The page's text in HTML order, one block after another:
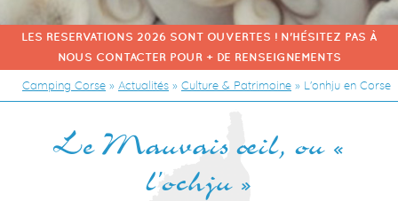
LES RESERVATIONS 2026 SONT OUVERTES ! N'HÉSITEZ PAS À
NOUS CONTACTER POUR + DE RENSEIGNEMENTS
Camping Corse » Actualités » Culture & Patrimoine » L'onhju en Corse
Le Mauvais œil, ou «
l’ochju »